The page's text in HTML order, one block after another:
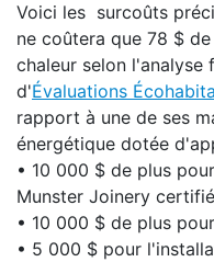
Voici les surcoûts
ne coûtera que 78 $
chaleur selon l'analyse
d'Évaluations
rapport à une de ses
énergétique dotée
• 10 000 $ de plus
Munster Joinery
• 10 000 $ de plus
• 5 000 $ pour